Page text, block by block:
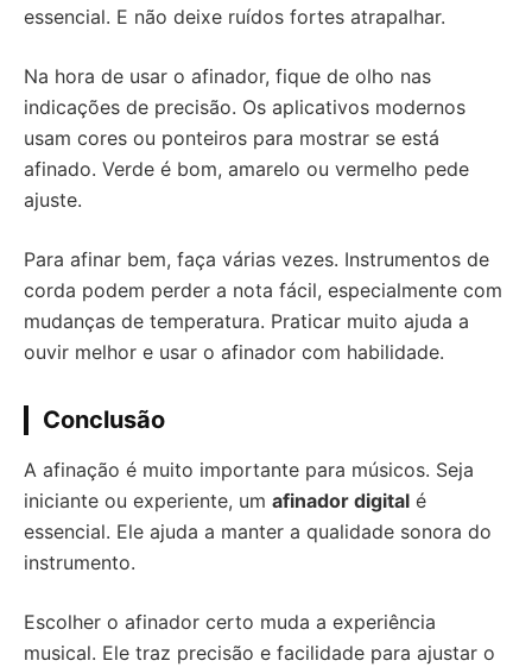
essencial. E não deixe ruídos fortes atrapalhar.
Na hora de usar o afinador, fique de olho nas
indicações de precisão. Os aplicativos modernos
usam cores ou ponteiros para mostrar se está
afinado. Verde é bom, amarelo ou vermelho pede
ajuste.
Para afinar bem, faça várias vezes. Instrumentos de
corda podem perder a nota fácil, especialmente com
mudanças de temperatura. Praticar muito ajuda a
ouvir melhor e usar o afinador com habilidade.
Conclusão
A afinação é muito importante para músicos. Seja
iniciante ou experiente, um afinador digital é
essencial. Ele ajuda a manter a qualidade sonora do
instrumento.
Escolher o afinador certo muda a experiência
musical. Ele traz precisão e facilidade para ajustar o